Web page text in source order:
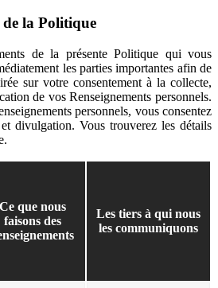
la Politique
de la présente Politique qui vous
les parties importantes afin de
sur votre consentement à la collecte,
de vos Renseignements personnels.
personnels, vous consentez
divulgation. Vous trouverez les détails
Ce que nous
faisons des
Les tiers à qui nous
les communiquons